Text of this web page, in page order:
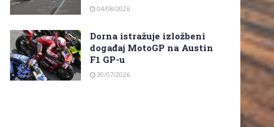
04/08/2026
Dorna istražuje izložbeni
događaj MotoGP na Austin
F1 GP-u
30/07/2026